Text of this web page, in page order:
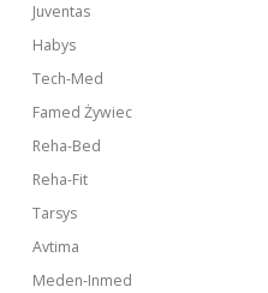
Juventas
Habys
Tech-Med
Famed Żywiec
Reha-Bed
Reha-Fit
Tarsys
Avtima
Meden-Inmed